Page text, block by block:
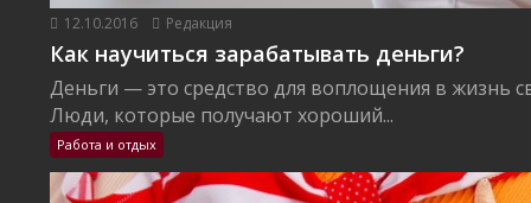
12.10.2016 Редакция
Как научиться зарабатывать деньги?
Деньги — это средство для воплощения в жизнь
Люди, которые получают хороший...
Работа и отдых